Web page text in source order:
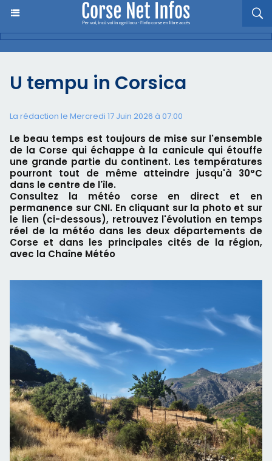
U tempu in Corsica
La rédaction le Mercredi 17 Juin 2026 à 07:00
Le beau temps est toujours de mise sur l'ensemble
de la Corse qui échappe à la canicule qui étouffe
une grande partie du continent. Les températures
pourront tout de même atteindre jusqu'à 30°C
dans le centre de l'île.
Consultez la météo corse en direct et en
permanence sur CNI. En cliquant sur la photo et sur
le lien (ci-dessous), retrouvez l'évolution en temps
réel de la météo dans les deux départements de
Corse et dans les principales cités de la région,
avec la Chaîne Météo